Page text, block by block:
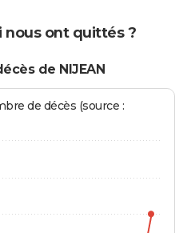
nous ont quittés ?
de NIJEAN
de décès (source :